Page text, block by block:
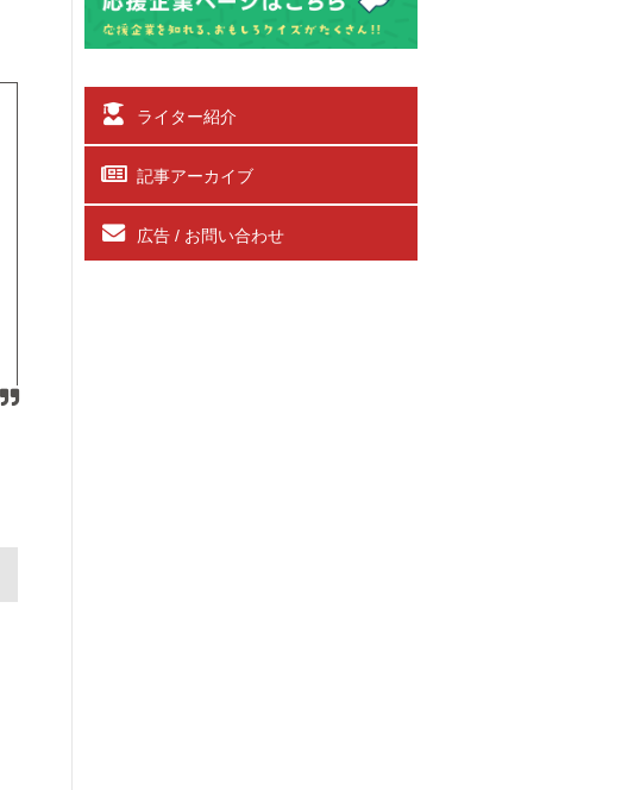
ライター紹介
記事アーカイブ
広告 / お問い合わせ